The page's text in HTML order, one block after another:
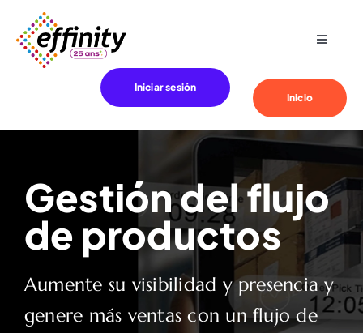
content
Toggle
Especialización
Clientes
Effinity
Blog
Iniciar sesión
Inicio
Gestión del flujo
de productos
Aumente su visibilidad y presencia y
genere más ventas con un flujo de